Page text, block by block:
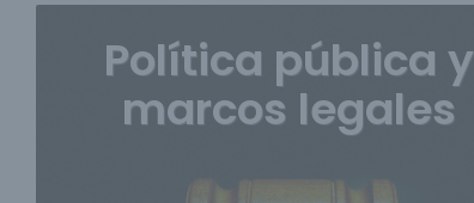
Política pública y
marcos legales